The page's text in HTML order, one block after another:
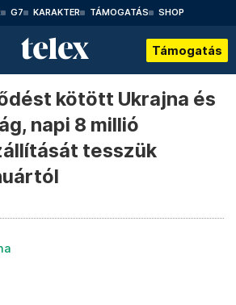
G7 KARAKTER TÁMOGATÁS SHOP
Támogatás
kötött Ukrajna és
napi 8 millió
tesszük